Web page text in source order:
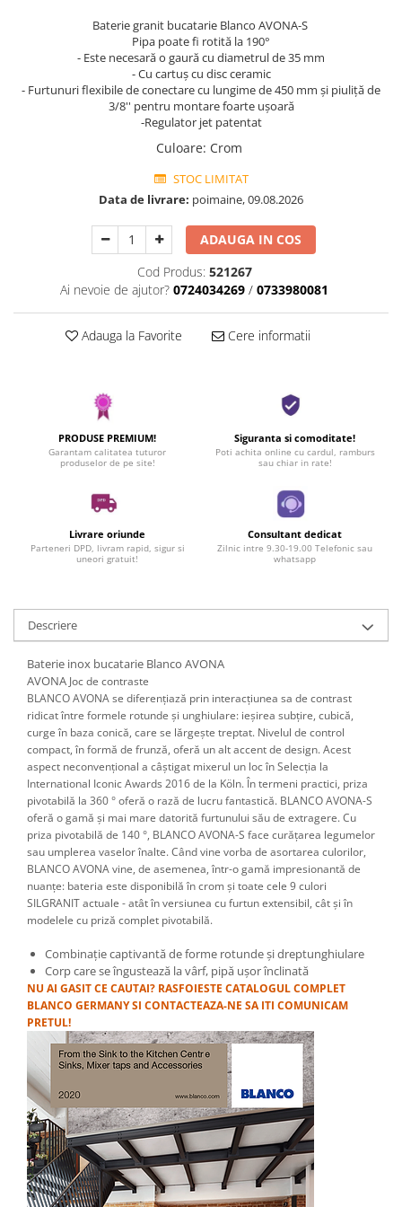
Baterie granit bucatarie Blanco AVONA-S
Pipa poate fi rotită la 190°
- Este necesară o gaură cu diametrul de 35 mm
- Cu cartuș cu disc ceramic
- Furtunuri flexibile de conectare cu lungime de 450 mm și piuliță de
3/8'' pentru montare foarte ușoară
-Regulator jet patentat
Culoare: Crom
STOC LIMITAT
Data de livrare: poimaine, 09.08.2026
ADAUGA IN COS
Cod Produs: 521267
Ai nevoie de ajutor? 0724034269 / 0733980081
Adauga la Favorite Cere informatii
PRODUSE PREMIUM!
Garantam calitatea tuturor
produselor de pe site!
Siguranta si comoditate!
Poti achita online cu cardul, ramburs
sau chiar in rate!
Livrare oriunde
Parteneri DPD, livram rapid, sigur si
uneori gratuit!
Consultant dedicat
Zilnic intre 9.30-19.00 Telefonic sau
whatsapp
Descriere
Baterie inox bucatarie Blanco AVONA
AVONA Joc de contraste
BLANCO AVONA se diferențiază prin interacțiunea sa de contrast
ridicat între formele rotunde și unghiulare: ieșirea subțire, cubică,
curge în baza conică, care se lărgește treptat. Nivelul de control
compact, în formă de frunză, oferă un alt accent de design. Acest
aspect neconvențional a câștigat mixerul un loc în Selecția la
International Iconic Awards 2016 de la Köln. În termeni practici, priza
pivotabilă la 360 ° oferă o rază de lucru fantastică. BLANCO AVONA-S
oferă o gamă și mai mare datorită furtunului său de extragere. Cu
priza pivotabilă de 140 °, BLANCO AVONA-S face curățarea legumelor
sau umplerea vaselor înalte. Când vine vorba de asortarea culorilor,
BLANCO AVONA vine, de asemenea, într-o gamă impresionantă de
nuanțe: bateria este disponibilă în crom și toate cele 9 culori
SILGRANIT actuale - atât în ​​versiunea cu furtun extensibil, cât și în
modelele cu priză complet pivotabilă.
Combinație captivantă de forme rotunde și dreptunghiulare
Corp care se îngustează la vârf, pipă ușor înclinată
NU AI GASIT CE CAUTAI? RASFOIESTE CATALOGUL COMPLET
BLANCO GERMANY SI CONTACTEAZA-NE SA ITI COMUNICAM
PRETUL!